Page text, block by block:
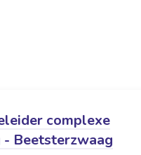
complexe
- Beetsterzwaag